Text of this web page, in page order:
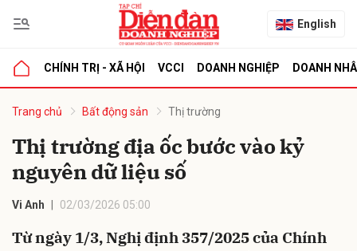
English
CHÍNH TRỊ - XÃ HỘI VCCI DOANH NGHIỆP DOANH
Trang chủ Bất động sản Thị trường
Thị trường địa ốc bước vào kỷ
nguyên dữ liệu số
Vi Anh 02/03/2026 05:00
Từ ngày 1/3, Nghị định 357/2025 của Chính
luận